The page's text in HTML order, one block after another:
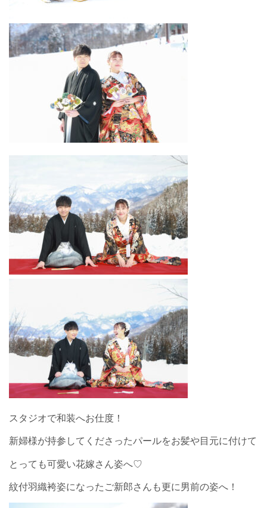
スタジオで和装へお仕度！
新婦様が持参してくださったパールをお髪や目元に付けて
とっても可愛い花嫁さん姿へ♡
紋付羽織袴姿になったご新郎さんも更に男前の姿へ！